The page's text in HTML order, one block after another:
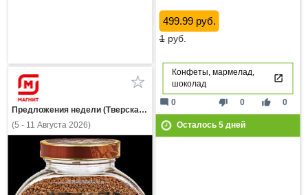
499.99 руб.
1руб.
Конфеты, мармелад,
шоколад
thumb_down 0 thumb_up 0
mode_comment 0
Осталось 5дней
Предложения недели (Тверская область)
(5 - 11 Августа 2026)